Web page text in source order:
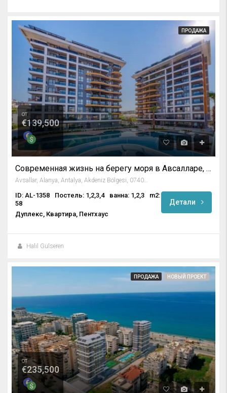
ПРОДАЖА
от
€139,500
Современная жизнь на берегу моря в Авсалларе, Алания
Avsallar, Alanya, Antalya, Akdeniz Bölgesi, 07407, Türkiye
ID: AL-1358 Постель: 1,2,3,4 ванна: 1,2,3
m2:
58
Дуплекс, Квартира, Пентхаус
Детали
Halil Gülseren
ПРОДАЖА НОВЫЙ ПРОЕКТ
от
€235,500